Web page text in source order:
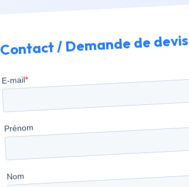
Contact / Demande de devis